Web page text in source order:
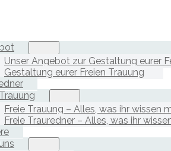
Unser Angebot zur Gestaltung eurer
Gestaltung eurer Freien Trauung
Freie Trauung – Alles, was ihr wissen
Freie Trauredner – Alles, was ihr